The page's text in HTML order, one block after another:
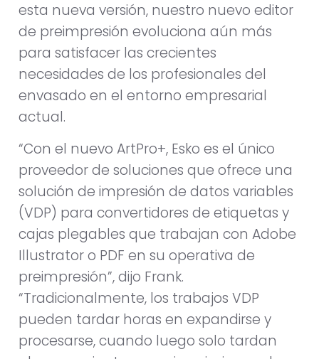
esta nueva versión, nuestro nuevo editor
de preimpresión evoluciona aún más
para satisfacer las crecientes
necesidades de los profesionales del
envasado en el entorno empresarial
actual.
“Con el nuevo ArtPro+, Esko es el único
proveedor de soluciones que ofrece una
solución de impresión de datos variables
(VDP) para convertidores de etiquetas y
cajas plegables que trabajan con Adobe
Illustrator o PDF en su operativa de
preimpresión”, dijo Frank.
“Tradicionalmente, los trabajos VDP
pueden tardar horas en expandirse y
procesarse, cuando luego solo tardan